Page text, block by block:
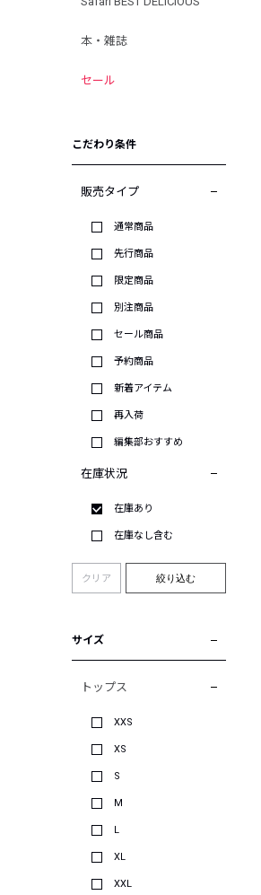
本・雑誌
セール
こだわり条件
販売タイプ
通常商品
先行商品
限定商品
別注商品
セール商品
予約商品
新着アイテム
再入荷
編集部おすすめ
在庫状況
在庫あり
在庫なし含む
クリア 絞り込む
サイズ
トップス
XXS
XS
S
M
L
XL
XXL